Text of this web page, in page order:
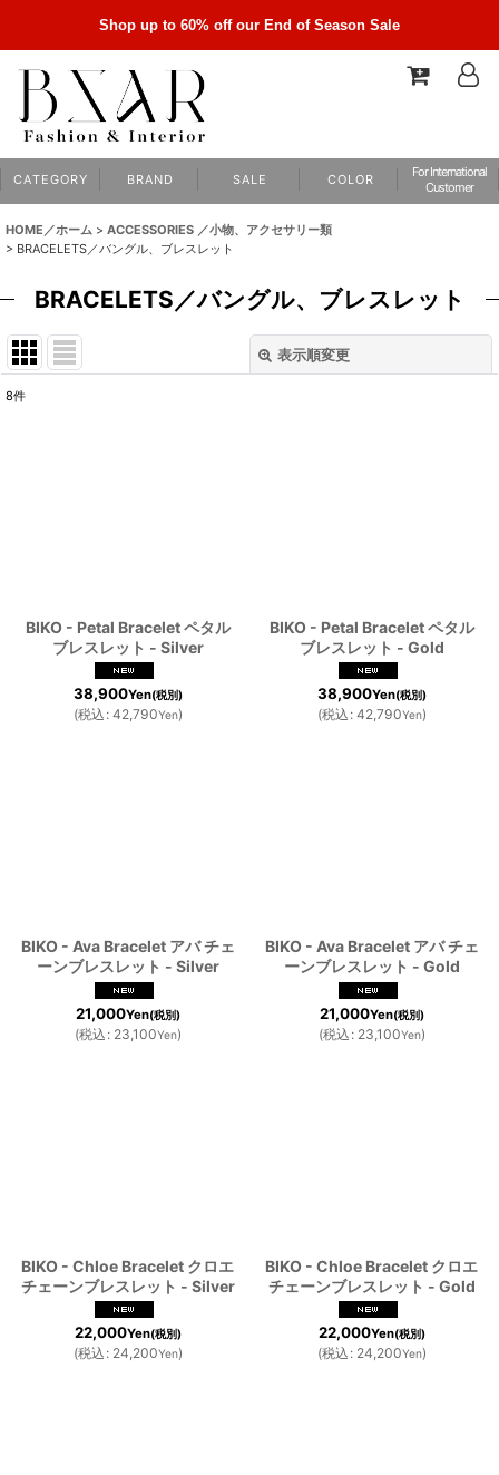
Shop up to 60% off our End of Season Sale
C A T E G O R Y B R A N D S A L E C O L O R
For International
Customer
HOME／ホーム > ACCESSORIES ／小物、アクセサリー類
> BRACELETS／バングル、ブレスレット
BRACELETS／バングル、ブレスレット
表示順変更
8件
BIKO - Petal Bracelet ペタル
ブレスレット - Silver
38,900Yen(税別)
(税込 : 42,790Yen)
BIKO - Petal Bracelet ペタル
ブレスレット - Gold
38,900Yen(税別)
(税込 : 42,790Yen)
BIKO - Ava Bracelet アバ チェ
ーンブレスレット - Silver
21,000Yen(税別)
(税込 : 23,100Yen)
BIKO - Ava Bracelet アバ チェ
ーンブレスレット - Gold
21,000Yen(税別)
(税込 : 23,100Yen)
BIKO - Chloe Bracelet クロエ
チェーンブレスレット - Silver
22,000Yen(税別)
(税込 : 24,200Yen)
BIKO - Chloe Bracelet クロエ
チェーンブレスレット - Gold
22,000Yen(税別)
(税込 : 24,200Yen)